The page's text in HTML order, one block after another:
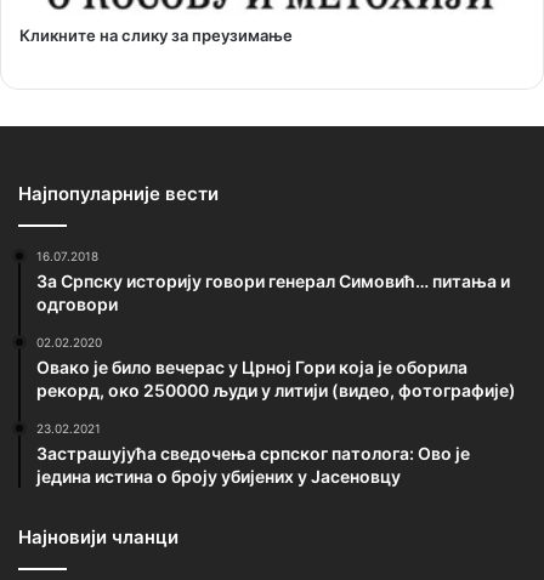
Кликните на слику за преузимање
Најпопуларније вести
16.07.2018
За Српску историју говори генерал Симовић… питања и
одговори
02.02.2020
Овако је било вечерас у Црној Гори која је оборила
рекорд, око 250000 људи у литији (видео, фотографије)
23.02.2021
Застрашујућа сведочења српског патолога: Ово је
једина истина о броју убијених у Јасеновцу
Најновији чланци